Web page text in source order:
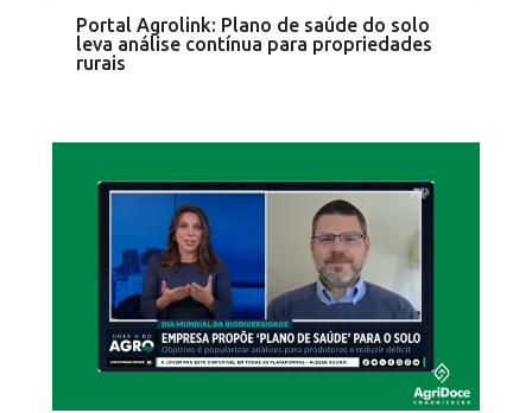
Portal Agrolink: Plano de saúde do solo
leva análise contínua para propriedades
rurais